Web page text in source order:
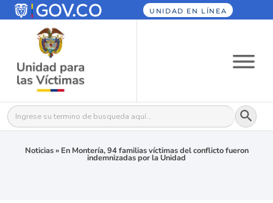
UNIDAD EN LÍNEA
Buscar: Botón
Noticias» En Montería, 94 familias víctimas del conflicto fueron
indemnizadas por la Unidad